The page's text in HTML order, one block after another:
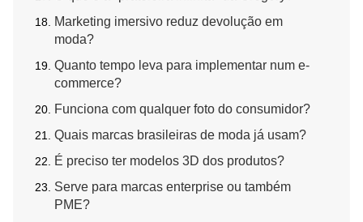
Marketing imersivo reduz devolução em
moda?
Quanto tempo leva para implementar num e-
commerce?
Funciona com qualquer foto do consumidor?
Quais marcas brasileiras de moda já usam?
É preciso ter modelos 3D dos produtos?
Serve para marcas enterprise ou também
PME?